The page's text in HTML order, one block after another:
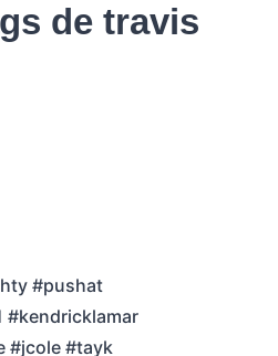
de travis
#pushat
#kendricklamar
#jcole #tayk